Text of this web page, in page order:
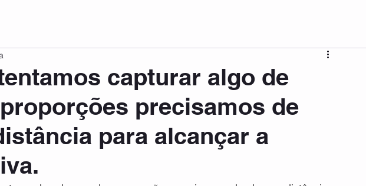
capturar algo de
precisamos de
para alcançar a